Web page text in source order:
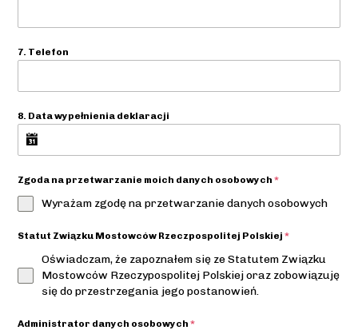
7. Telefon
8. Data wypełnienia deklaracji
Zgoda na przetwarzanie moich danych osobowych*
Wyrażam zgodę na przetwarzanie danych osobowych
Statut Związku Mostowców Rzeczpospolitej Polskiej*
Oświadczam, że zapoznałem się ze Statutem Związku
Mostowców Rzeczypospolitej Polskiej oraz zobowiązuję
się do przestrzegania jego postanowień.
Administrator danych osobowych*